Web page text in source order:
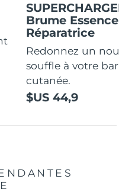
Brume Essence
Réparatrice
Redonnez un
souffle à votre
cutanée.
$US 44,9